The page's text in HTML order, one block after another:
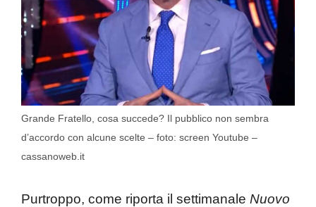
Grande Fratello, cosa succede? Il pubblico non sembra
d’accordo con alcune scelte – foto: screen Youtube –
cassanoweb.it
Purtroppo, come riporta il settimanale Nuovo